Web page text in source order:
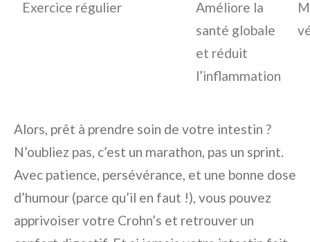
Exercice régulier
Améliore la
santé globale
et réduit
l’inflammation
Alors, prêt à prendre soin de votre intestin ?
N’oubliez pas, c’est un marathon, pas un sprint.
Avec patience, persévérance, et une bonne dose
d’humour (parce qu’il en faut !), vous pouvez
apprivoiser votre Crohn’s et retrouver un